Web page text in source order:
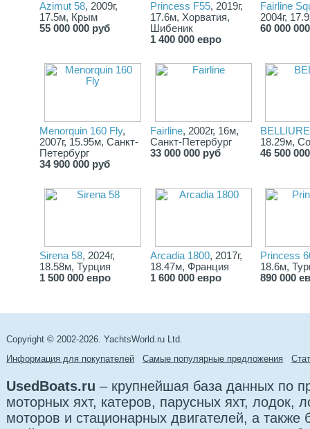
Azimut 58, 2009г,
17.5м, Крым
55 000 000 руб
Princess F55, 2019г,
17.6м, Хорватия,
Шибеник
1 400 000 евро
Fairline
2004г,
60 000
Menorquin 160 Fly,
2007г, 15.95м, Санкт-
Петербург
34 900 000 руб
Fairline, 2002г, 16м,
Санкт-Петербург
33 000 000 руб
BELLIURE
18.29м,
46 500
Sirena 58, 2024г,
18.58м, Турция
1 500 000 евро
Arcadia 1800, 2017г,
18.47м, Франция
1 600 000 евро
Princess
18.6м,
890 000
Copyright © 2002-2026. YachtsWorld.ru Ltd.
Информация для покупателей
Самые популярные предложения
UsedBoats.ru – крупнейшая база данных по
моторных яхт, катеров, парусных яхт, лодок,
моторов и стационарных двигателей, а также